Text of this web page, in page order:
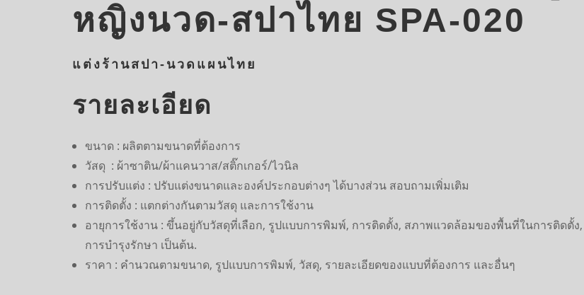
หญิงนวด-สปาไทย SPA-020
แต่งร้านสปา-นวดแผนไทย
รายละเอียด
ขนาด : ผลิตตามขนาดที่ต้องการ
วัสดุ : ผ้าซาติน/ผ้าแคนวาส/สติ๊กเกอร์/ไวนิล
การปรับแต่ง : ปรับแต่งขนาดและองค์ประกอบต่างๆ ได้บางส่วน สอบถามเพิ่มเติม
การติดตั้ง : แตกต่างกันตามวัสดุ และการใช้งาน
อายุการใช้งาน : ขึ้นอยู่กับวัสดุที่เลือก, รูปแบบการพิมพ์, การติดตั้ง, สภาพแวดล้อมของพื้นที่ในการติดตั้ง,
การบำรุงรักษา เป็นต้น.
ราคา : คำนวณตามขนาด, รูปแบบการพิมพ์, วัสดุ, รายละเอียดของแบบที่ต้องการ และอื่นๆ